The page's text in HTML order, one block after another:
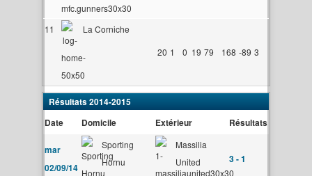
11
La Corniche
20 1 0 19 79 168 -89 3
Résultats 2014-2015
Date
Domicile Extérieur Résultats
mar
02/09/14
Sporting
Hornu
Massilia
United
3 - 1